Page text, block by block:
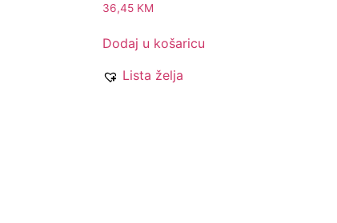
36,45 KM
Dodaj u košaricu
Lista želja